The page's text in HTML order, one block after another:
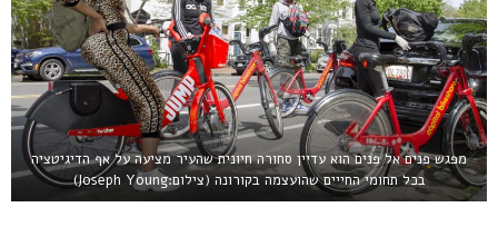
מפגש פנים אל פנים הוא עדיין סחורה חיונית שהעיר מציעה על אף הדיגיטציה
בכל תחומי החייים שהועצמה בקורונה (צילום:Joseph Young)